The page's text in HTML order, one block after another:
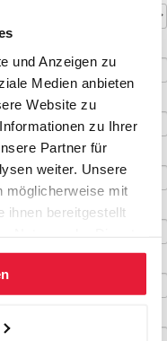
und Anzeigen zu
Medien anbieten
Website zu
zu Ihrer
Partner für
weiter. Unsere
möglicherweise mit
ihnen bereitgestellt